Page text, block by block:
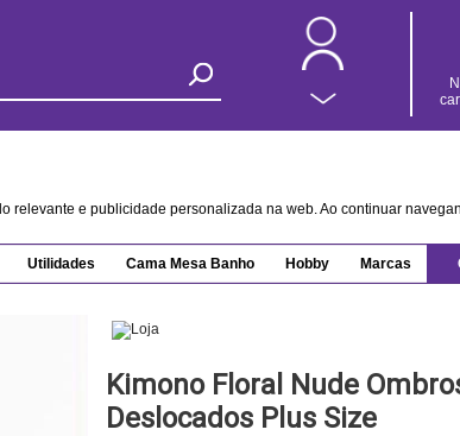
e publicidade personalizada na web. Ao continuar
Utilidades Cama Mesa Banho Hobby Marcas
Kimono Floral Nude
Deslocados Plus Size